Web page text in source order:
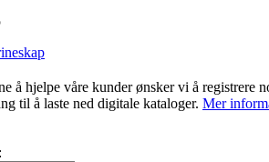
å hjelpe våre kunder ønsker vi å
til å laste ned digitale kataloger. Mer